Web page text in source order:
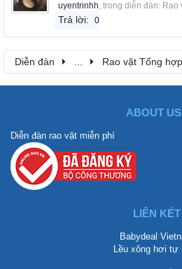
uyentrinhh, trong diễn đàn: Rao
Trả lời: 0
Diễn đàn ... Rao vặt Tổng hợp
ABOUT US
Diễn đàn rao vặt miễn phí
LIÊN KẾT
Babydeal
Lều xông hơi tự